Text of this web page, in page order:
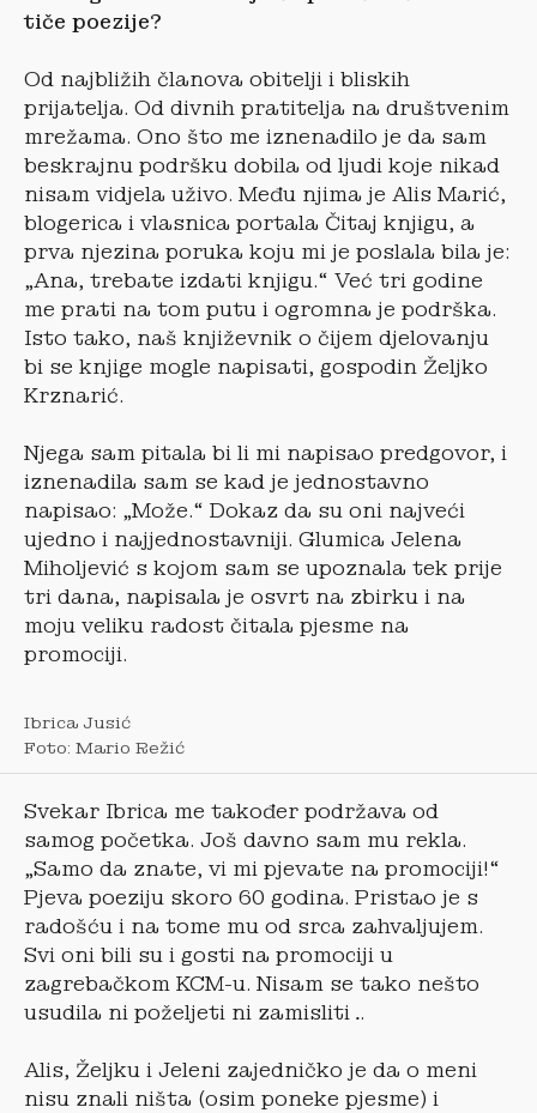
tiče poezije?
Od najbližih članova obitelji i bliskih
prijatelja. Od divnih pratitelja na društvenim
mrežama. Ono što me iznenadilo je da sam
beskrajnu podršku dobila od ljudi koje nikad
nisam vidjela uživo. Među njima je Alis Marić,
blogerica i vlasnica portala Čitaj knjigu, a
prva njezina poruka koju mi je poslala bila je:
„Ana, trebate izdati knjigu.“ Već tri godine
me prati na tom putu i ogromna je podrška.
Isto tako, naš književnik o čijem djelovanju
bi se knjige mogle napisati, gospodin Željko
Krznarić.
Njega sam pitala bi li mi napisao predgovor, i
iznenadila sam se kad je jednostavno
napisao: „Može.“ Dokaz da su oni najveći
ujedno i najjednostavniji. Glumica Jelena
Miholjević s kojom sam se upoznala tek prije
tri dana, napisala je osvrt na zbirku i na
moju veliku radost čitala pjesme na
promociji.
Ibrica Jusić
Foto: Mario Režić
Svekar Ibrica me također podržava od
samog početka. Još davno sam mu rekla.
„Samo da znate, vi mi pjevate na promociji!“
Pjeva poeziju skoro 60 godina. Pristao je s
radošću i na tome mu od srca zahvaljujem.
Svi oni bili su i gosti na promociji u
zagrebačkom KCM-u. Nisam se tako nešto
usudila ni poželjeti ni zamisliti…
Alis, Željku i Jeleni zajedničko je da o meni
nisu znali ništa (osim poneke pjesme) i